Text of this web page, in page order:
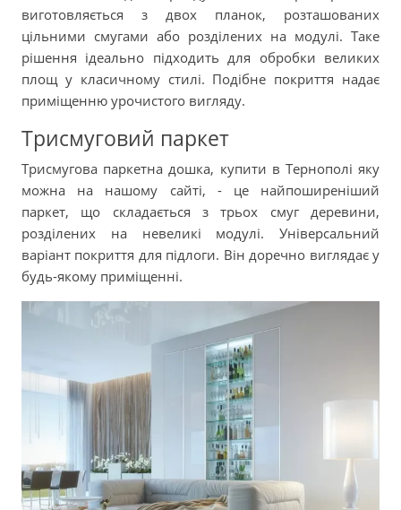
виготовляється з двох планок, розташованих
цільними смугами або розділених на модулі. Таке
рішення ідеально підходить для обробки великих
площ у класичному стилі. Подібне покриття надає
приміщенню урочистого вигляду.
Трисмуговий паркет
Трисмугова паркетна дошка, купити в Тернополі яку
можна на нашому сайті, - це найпоширеніший
паркет, що складається з трьох смуг деревини,
розділених на невеликі модулі. Універсальний
варіант покриття для підлоги. Він доречно виглядає у
будь-якому приміщенні.